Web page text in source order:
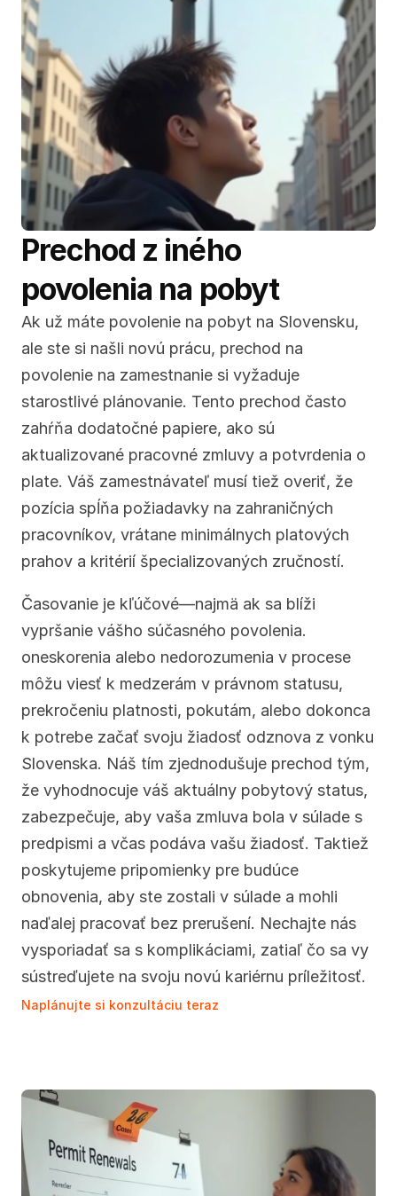
Prechod z iného
povolenia na pobyt
Ak už máte povolenie na pobyt na Slovensku,
ale ste si našli novú prácu, prechod na
povolenie na zamestnanie si vyžaduje
starostlivé plánovanie. Tento prechod často
zahŕňa dodatočné papiere, ako sú
aktualizované pracovné zmluvy a potvrdenia o
plate. Váš zamestnávateľ musí tiež overiť, že
pozícia spĺňa požiadavky na zahraničných
pracovníkov, vrátane minimálnych platových
prahov a kritérií špecializovaných zručností.
Časovanie je kľúčové—najmä ak sa blíži
vypršanie vášho súčasného povolenia.
oneskorenia alebo nedorozumenia v procese
môžu viesť k medzerám v právnom statusu,
prekročeniu platnosti, pokutám, alebo dokonca
k potrebe začať svoju žiadosť odznova z vonku
Slovenska. Náš tím zjednodušuje prechod tým,
že vyhodnocuje váš aktuálny pobytový status,
zabezpečuje, aby vaša zmluva bola v súlade s
predpismi a včas podáva vašu žiadosť. Taktiež
poskytujeme pripomienky pre budúce
obnovenia, aby ste zostali v súlade a mohli
naďalej pracovať bez prerušení. Nechajte nás
vysporiadať sa s komplikáciami, zatiaľ čo sa vy
sústreďujete na svoju novú kariérnu príležitosť.
Naplánujte si konzultáciu teraz